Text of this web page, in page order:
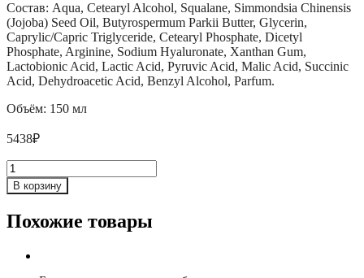
Состав: Aqua, Cetearyl Alcohol, Squalane, Simmondsia Chinensis
(Jojoba) Seed Oil, Butyrospermum Parkii Butter, Glycerin,
Caprylic/Capric Triglyceride, Cetearyl Phosphate, Dicetyl
Phosphate, Arginine, Sodium Hyaluronate, Xanthan Gum,
Lactobionic Acid, Lactic Acid, Pyruvic Acid, Malic Acid, Succinic
Acid, Dehydroacetic Acid, Benzyl Alcohol, Parfum.
Объём: 150 мл
5438₽
Количество
товара
Крем
для
В корзину
Похожие товары